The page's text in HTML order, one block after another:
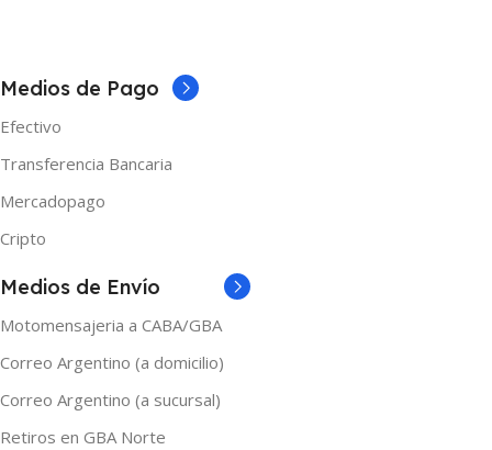
NICOTINA 0mg ,3mg
TAMAÑO
Medios de Pago
Efectivo
Transferencia Bancaria
Mercadopago
Cripto
Medios de Envío
Motomensajeria a CABA/GBA
Correo Argentino (a domicilio)
Correo Argentino (a sucursal)
Retiros en GBA Norte